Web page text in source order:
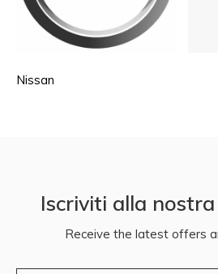
Nissan
Iscriviti alla
Receive the latest offers